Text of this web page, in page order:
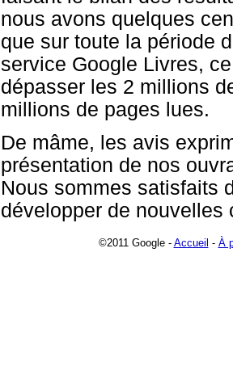
nous avons quelques
que sur toute la période
service Google Livres,
dépasser les 2 millions
millions de pages lues.
De mâme, les avis
présentation de nos
Nous sommes satisfaits
développer de nouvelles
©2011 Google - Accueil - À